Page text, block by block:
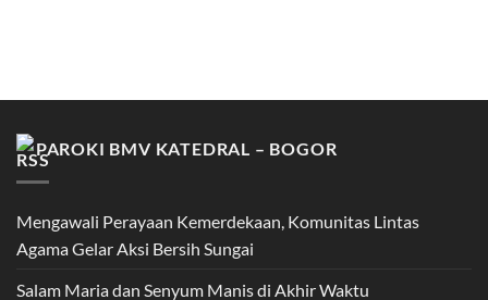
PAROKI BMV KATEDRAL – BOGOR
Mengawali Perayaan Kemerdekaan, Komunitas Lintas
Agama Gelar Aksi Bersih Sungai
Salam Maria dan Senyum Manis di Akhir Waktu